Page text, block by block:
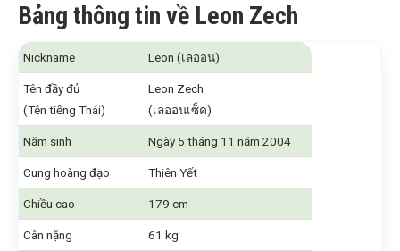
Bảng thông tin về Leon Zech
Nickname Leon (เลออน)
Tên đầy đủ
(Tên tiếng Thái)
Leon Zech
(เลออนเซ็ค)
Năm sinh Ngày 5 tháng 11 năm 2004
Cung hoàng đạo Thiên Yết
Chiều cao 179 cm
Cân nặng 61 kg